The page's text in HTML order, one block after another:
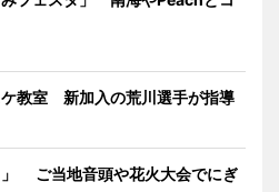
ケ教室 新加入の荒川選手が指導
」 ご当地音頭や花火大会でにぎ